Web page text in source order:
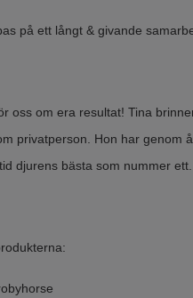
på ett långt & givande
oss om era resultat! Tina
privatperson. Hon har genom
djurens bästa som nummer ett.